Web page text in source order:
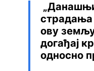
страдања
ову
догађај
односно